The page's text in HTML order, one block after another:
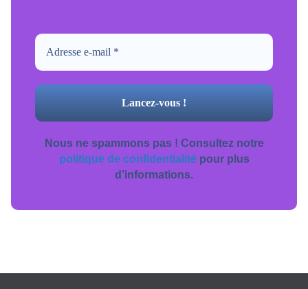
Nous ne spammons pas ! Consultez notre
politique de confidentialitépour plus
d’informations.